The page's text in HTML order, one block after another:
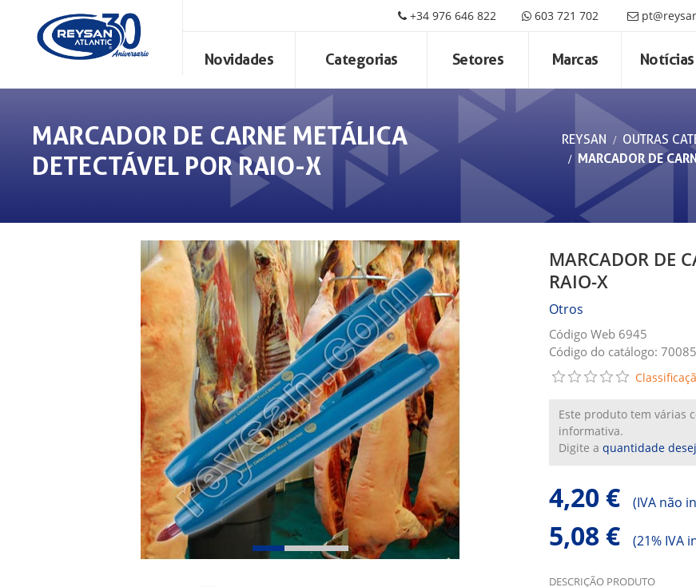
+34 976 646 822 603 721 702
Novidades Categorias Setores Marcas Notícias
MARCADOR DE CARNE METÁLICA
DETECTÁVEL POR RAIO-X
REYSAN OUTRAS
MARCADOR DE
MARCADOR DE
RAIO-X
Otros
Código Web 6945
Código do catálogo: 70085
Este produto tem várias
informativa.
Digite a quantidade
4,20 € (IVA não
5,08 € (21% IVA
DESCRIÇÃO PRODUTO